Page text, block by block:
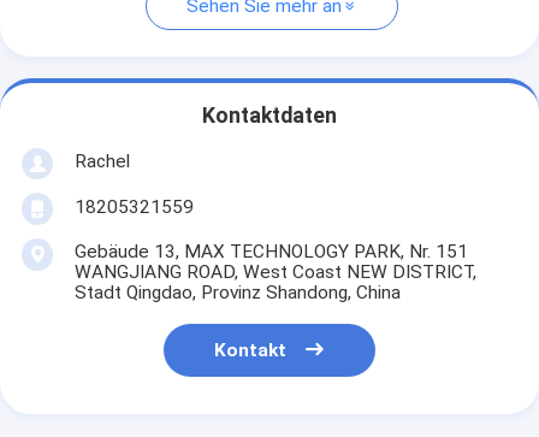
Sehen Sie mehr an
Kontaktdaten
Rachel
18205321559
Gebäude 13, MAX TECHNOLOGY PARK, Nr. 151
WANGJIANG ROAD, West Coast NEW DISTRICT,
Stadt Qingdao, Provinz Shandong, China
Kontakt